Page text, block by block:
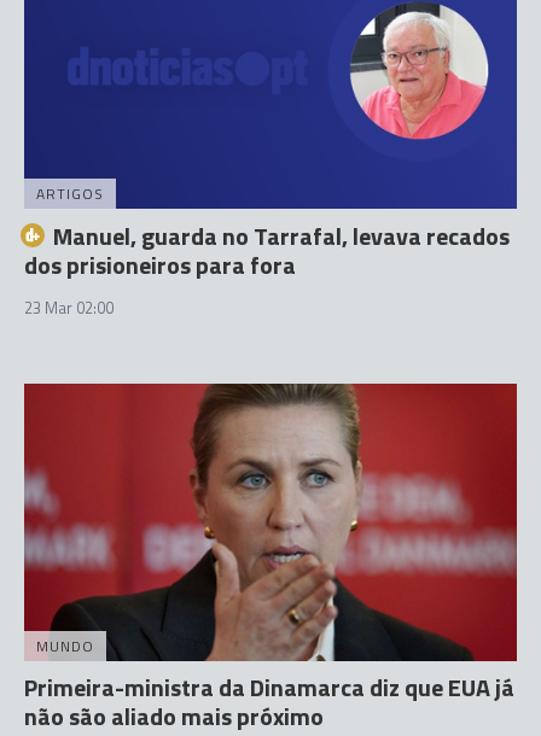
ARTIGOS
Manuel, guarda no Tarrafal, levava recados
dos prisioneiros para fora
23 Mar 02:00
MUNDO
Primeira-ministra da Dinamarca diz que EUA já
não são aliado mais próximo